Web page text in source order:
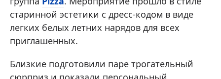
старинной эстетики с дресс-кодом в виде
легких белых летних нарядов для всех
приглашенных.
Близкие подготовили паре трогательный